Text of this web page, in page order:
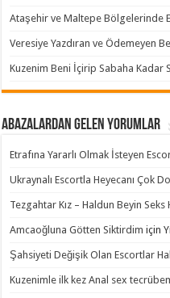
Ataşehir ve Maltepe Bölgelerinde
Veresiye Yazdıran ve Ödemeyen
Kuzenim Beni İçirip Sabaha Kadar
Abazalardan Gelen Yorumlar
Etrafına Yararlı Olmak İsteyen
Ukraynalı Escortla Heyecanı Çok
Tezgahtar Kız – Haldun Beyin Seks
Amcaoğluna Götten Siktirdim için
Şahsiyeti Değişik Olan Escortlar
Kuzenimle ilk kez Anal sex